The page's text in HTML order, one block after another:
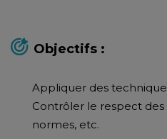
Objectifs :
Appliquer des
Contrôler le respect des
normes, etc.